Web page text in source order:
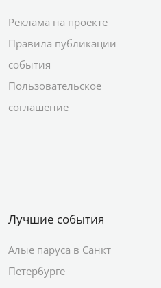
Реклама на проекте
Правила публикации
события
Пользовательское
соглашение
Лучшие события
Алые паруса в Санкт
Петербурге